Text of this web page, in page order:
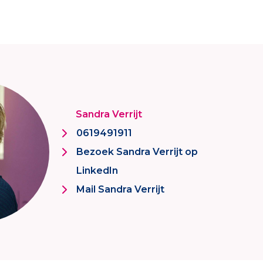
Sandra Verrijt
0619491911
Bezoek Sandra Verrijt op
LinkedIn
Mail Sandra Verrijt